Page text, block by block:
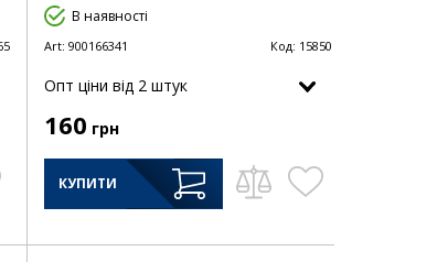
В наявності
Art: 900166341 Код: 15850
Опт цiни від 2 штук
160 грн
КУПИТИ